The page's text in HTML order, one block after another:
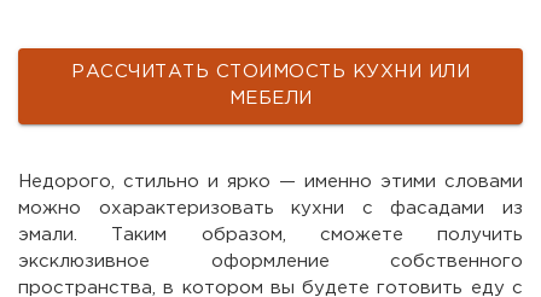
РАССЧИТАТЬ СТОИМОСТЬ КУХНИ ИЛИ
МЕБЕЛИ
Недорого, стильно и ярко — именно этими словами
можно охарактеризовать кухни с фасадами из
эмали. Таким образом, сможете получить
эксклюзивное оформление собственного
пространства, в котором вы будете готовить еду с